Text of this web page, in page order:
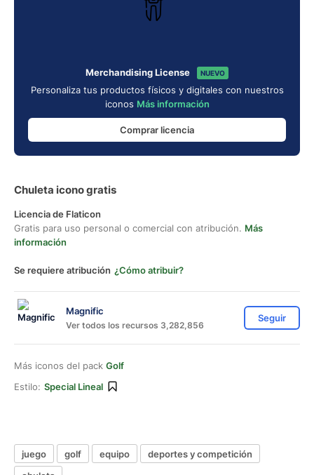
Merchandising License NUEVO
Personaliza tus productos físicos y digitales con nuestros
iconos Más información
Comprar licencia
Chuleta icono gratis
Licencia de Flaticon
Gratis para uso personal o comercial con atribución. Más
información
Se requiere atribución ¿Cómo atribuir?
Magnific
Ver todos los recursos 3,282,856
Seguir
Más iconos del pack Golf
Estilo: Special Lineal
juego golf equipo
deportes y competición